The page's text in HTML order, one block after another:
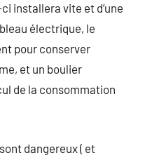
installera vite et d’une
électrique, le
pour conserver
et un boulier
de la consommation
dangereux ( et